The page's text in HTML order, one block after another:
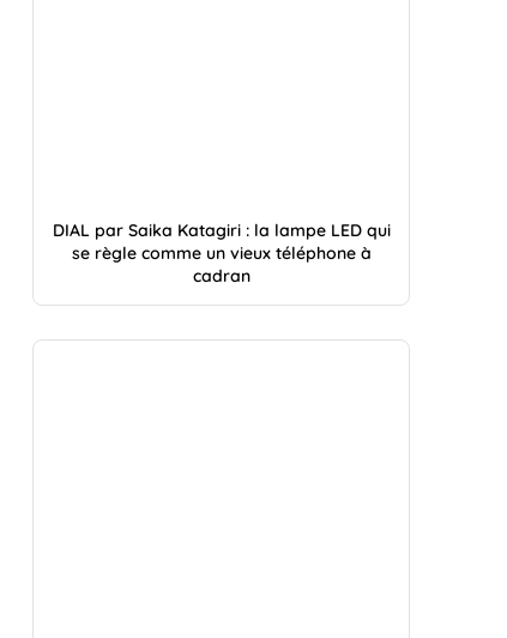
DIAL par Saika Katagiri : la lampe LED qui
se règle comme un vieux téléphone à
cadran